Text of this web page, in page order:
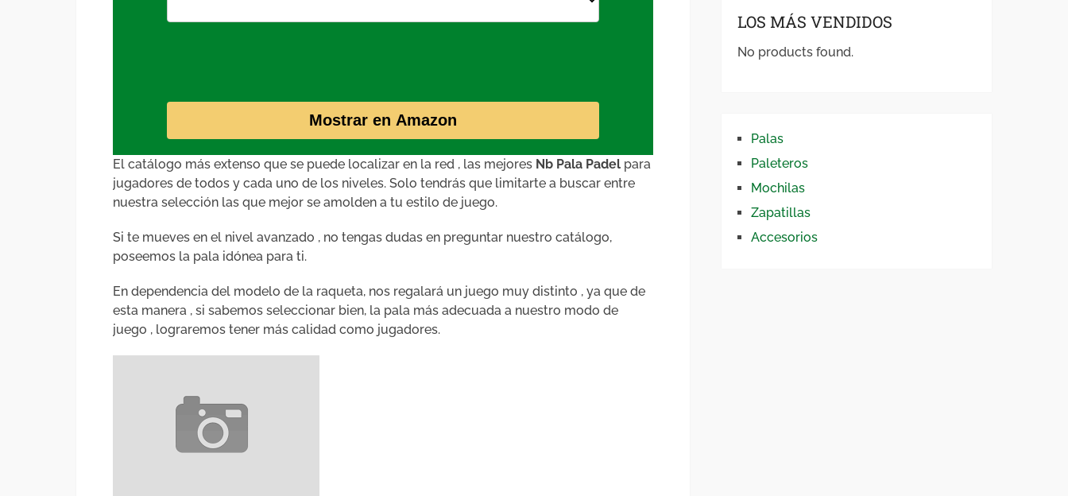
Mostrar en Amazon
El catálogo más extenso que se puede localizar en la red , las mejores Nb Pala Padel para
jugadores de todos y cada uno de los niveles. Solo tendrás que limitarte a buscar entre
nuestra selección las que mejor se amolden a tu estilo de juego.
Si te mueves en el nivel avanzado , no tengas dudas en preguntar nuestro catálogo,
poseemos la pala idónea para ti.
En dependencia del modelo de la raqueta, nos regalará un juego muy distinto , ya que de
esta manera , si sabemos seleccionar bien, la pala más adecuada a nuestro modo de
juego , lograremos tener más calidad como jugadores.
LOS MÁS VENDIDOS
No products found.
Palas
Paleteros
Mochilas
Zapatillas
Accesorios